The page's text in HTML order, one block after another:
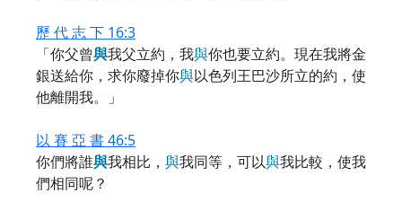
歷 代 志 下 16:3
「你父曾與我父立約，我與你也要立約。現在我將金
銀送給你，求你廢掉你與以色列王巴沙所立的約，使
他離開我。」
以 賽 亞 書 46:5
你們將誰與我相比， 與我同等，可以與我比較，使我
們相同呢？